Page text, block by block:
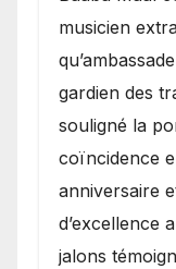
musicien
gardien des
souligné la
coïncidence
anniversaire
d’excellence
jalons